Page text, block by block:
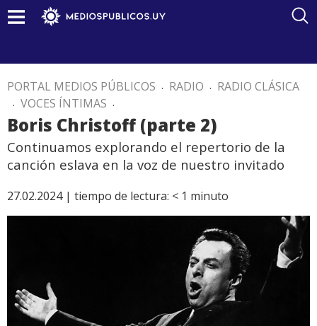
PORTAL MEDIOS PÚBLICOS . RADIO . RADIO CLÁSICA
. VOCES ÍNTIMAS .
Boris Christoff (parte 2)
Continuamos explorando el repertorio de la
canción eslava en la voz de nuestro invitado
27.02.2024 | tiempo de lectura: < 1 minuto